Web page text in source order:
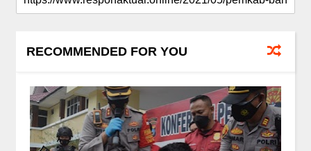
RECOMMENDED FOR YOU